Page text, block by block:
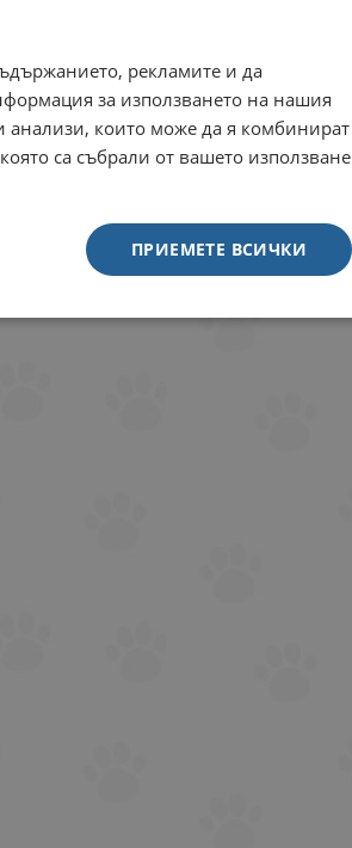
рекламите и да
за използването на нашия
анализи, които може да я комбинират
са събрали от вашето използване
ПРИЕМЕТЕ ВСИЧКИ